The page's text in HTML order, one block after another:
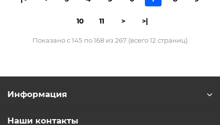
10 11 > >|
Показано с 145 по 168 из 267 (всего 12 страниц)
Информация
Наши контакты